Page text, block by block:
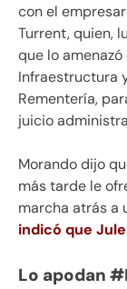
con el
Turrent, quien,
que lo
Infraestructura
Rementería,
juicio
Morando dijo
más tarde le
marcha atrás a
indicó que
Lo apodan